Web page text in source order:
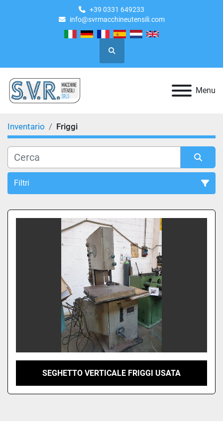
+39 0331 649233
info@svrmacchineutensili.com
Cerca
Menu
Inventario Friggi
Filtri
Tutte le categorie
Ordina per
SEGHETTO VERTICALE FRIGGI USATA